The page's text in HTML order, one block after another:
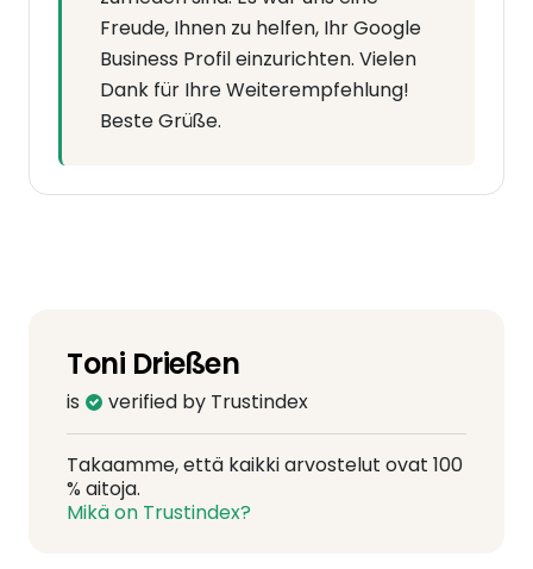
Freude, Ihnen zu helfen, Ihr Google
Business Profil einzurichten. Vielen
Dank für Ihre Weiterempfehlung!
Beste Grüße.
Toni Drießen
is verified by Trustindex
Takaamme, että kaikki arvostelut ovat 100
% aitoja.
Mikä on Trustindex?